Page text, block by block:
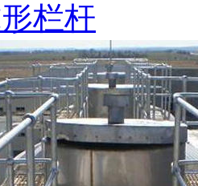
栏杆